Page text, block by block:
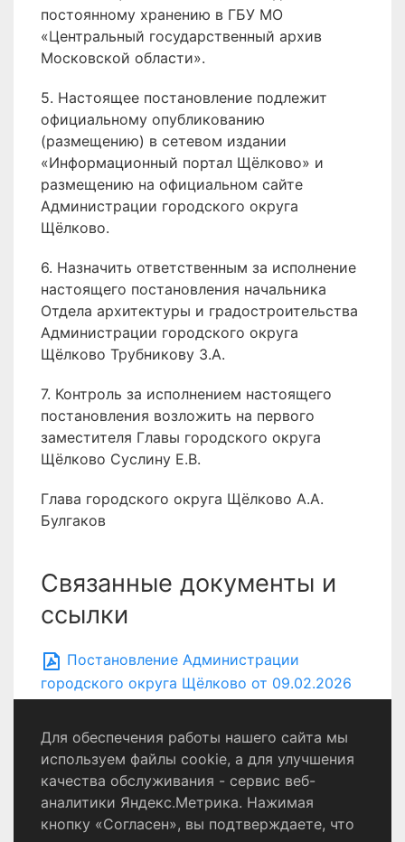
постоянному хранению в ГБУ МО
«Центральный государственный архив
Московской области».
5. Настоящее постановление подлежит
официальному опубликованию
(размещению) в сетевом издании
«Информационный портал Щёлково» и
размещению на официальном сайте
Администрации городского округа
Щёлково.
6. Назначить ответственным за исполнение
настоящего постановления начальника
Отдела архитектуры и градостроительства
Администрации городского округа
Щёлково Трубникову З.А.
7. Контроль за исполнением настоящего
постановления возложить на первого
заместителя Главы городского округа
Щёлково Суслину Е.В.
Глава городского округа Щёлково А.А.
Булгаков
Связанные документы и
ссылки
Постановление Администрации
городского округа Щёлково от 09.02.2026
№ 324
Политика конфиденциальности
Согласие на обработку персональных данных
Для обеспечения работы нашего сайта мы
используем файлы cookie, а для улучшения
качества обслуживания - сервис веб-
аналитики Яндекс.Метрика. Нажимая
кнопку «Согласен», вы подтверждаете, что